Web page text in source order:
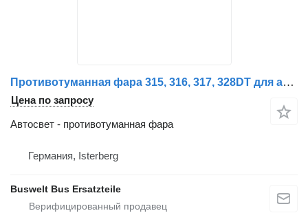
Противотуманная фара 315, 316, 317, 328DT для автобуса Setra 3er Reihe GT/ GTHD/ NF/ UL/ HDH, S328DT
Цена по запросу
Автосвет - противотуманная фара
Германия, Isterberg
Buswelt Bus Ersatzteile